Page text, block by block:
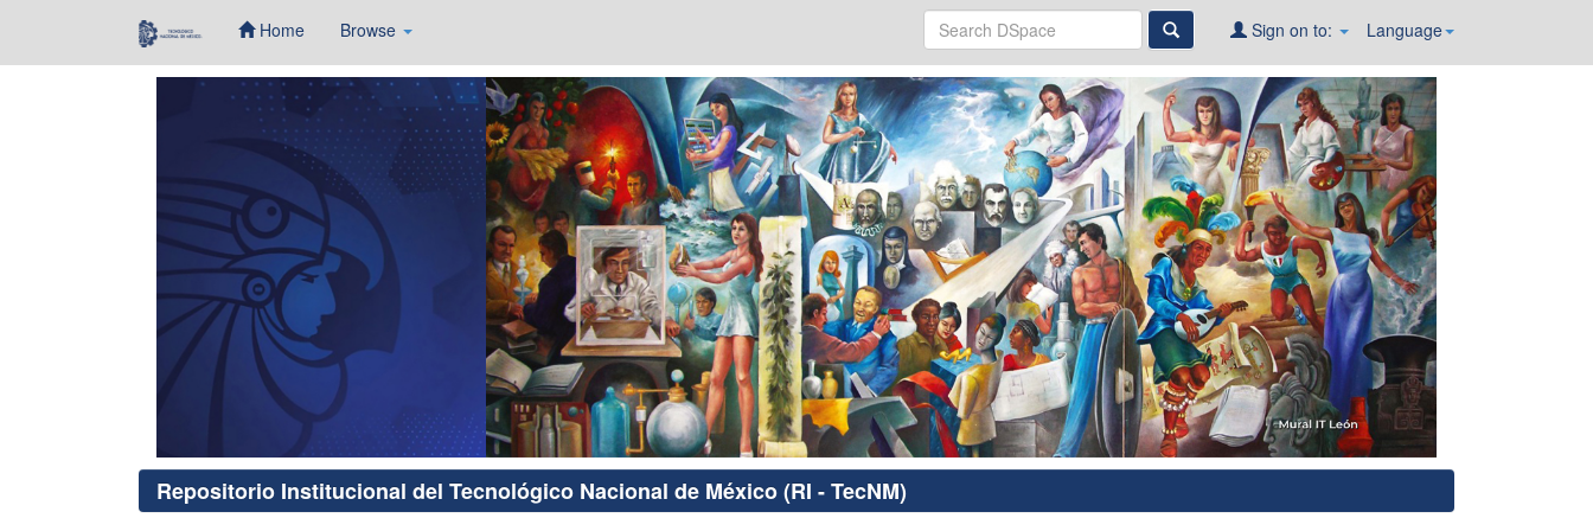
Home Browse Language
Sign on to:
Repositorio Institucional del Tecnológico Nacional de México (RI - TecNM)